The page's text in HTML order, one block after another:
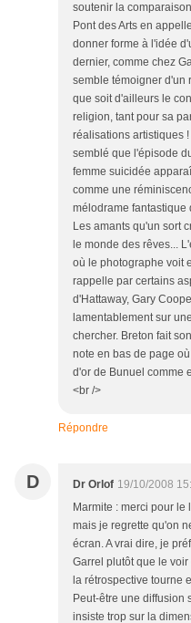
soutenir la
Pont des Arts en
donner forme à l'idée
dernier, comme chez
semble témoigner d'un
que soit d'ailleurs le
religion, tant pour sa
réalisations artistiques
semblé que l'épisode
femme suicidée
comme une
mélodrame fantastique
Les amants qu'un sort
le monde des rêves...
où le photographe voit
rappelle par certains
d'Hattaway, Gary
lamentablement sur
chercher. Breton fait
note en bas de page
d'or de Bunuel comme
<br />
Répondre
D Dr Orlof 19/10/2008
Marmite : merci pour
mais je regrette qu'on
écran. A vrai dire, je
Garrel plutôt que le
la rétrospective tourne
Peut-être une diffusion
insiste trop sur la